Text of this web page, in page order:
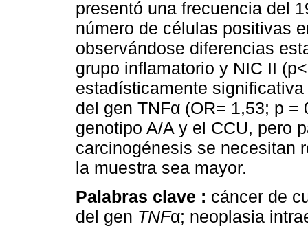
presentó una frecuencia del
número de células positivas
observándose diferencias
grupo inflamatorio y NIC II
estadísticamente
del gen TNFα (OR= 1,53; p
genotipo A/A y el CCU, pero
carcinogénesis se necesitan
la muestra sea mayor.
Palabras clave : cáncer de
del gen TNFα; neoplasia